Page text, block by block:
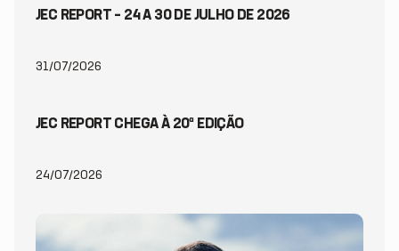
JEC REPORT – 24 A 30 DE JULHO DE 2026
31/07/2026
JEC REPORT CHEGA À 20ª EDIÇÃO
24/07/2026